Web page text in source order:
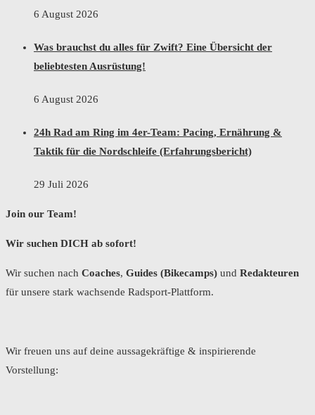
6 August 2026
Was brauchst du alles für Zwift? Eine Übersicht der
beliebtesten Ausrüstung!
6 August 2026
24h Rad am Ring im 4er-Team: Pacing, Ernährung &
Taktik für die Nordschleife (Erfahrungsbericht)
29 Juli 2026
Join our Team!
Wir suchen DICH ab sofort!
Wir suchen nach Coaches, Guides (Bikecamps) und Redakteuren
für unsere stark wachsende Radsport-Plattform.
Wir freuen uns auf deine aussagekräftige & inspirierende
Vorstellung: